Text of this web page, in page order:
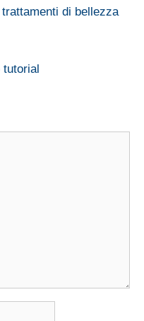
di bellezza
tutorial